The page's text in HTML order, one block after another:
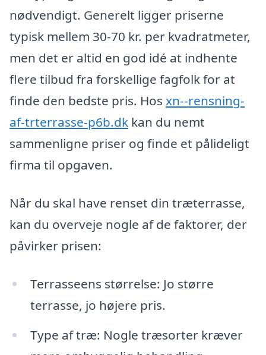
nødvendigt. Generelt ligger priserne
typisk mellem 30-70 kr. per kvadratmeter,
men det er altid en god idé at indhente
flere tilbud fra forskellige fagfolk for at
finde den bedste pris. Hos xn--rensning-
af-trterrasse-p6b.dk kan du nemt
sammenligne priser og finde et pålideligt
firma til opgaven.
Når du skal have renset din træterrasse,
kan du overveje nogle af de faktorer, der
påvirker prisen:
Terrasseens størrelse: Jo større
terrasse, jo højere pris.
Type af træ: Nogle træsorter kræver